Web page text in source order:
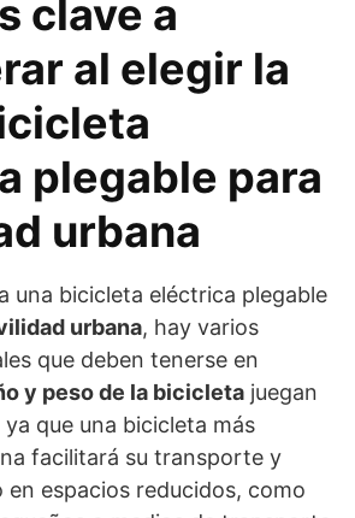
clave a
al elegir la
plegable para
urbana
una bicicleta eléctrica plegable
urbana, hay varios
que deben tenerse en
y peso de la bicicleta juegan
que una bicicleta más
facilitará su transporte y
en espacios reducidos, como